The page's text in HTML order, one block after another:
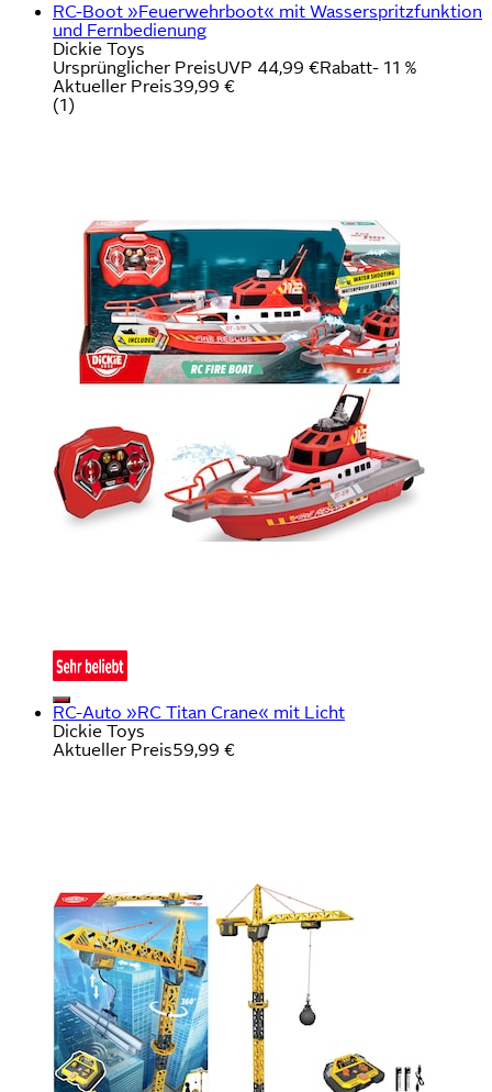
RC-Boot »Feuerwehrboot« mit Wasserspritzfunktion
und Fernbedienung
Dickie Toys
Ursprünglicher PreisUVP 44,99 €Rabatt- 11 %
Aktueller Preis39,99 €
(1)
RC-Auto »RC Titan Crane« mit Licht
Dickie Toys
Aktueller Preis59,99 €